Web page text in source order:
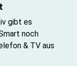
gibt es
noch
& TV aus